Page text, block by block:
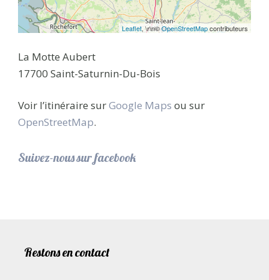
Leaflet, \r\n©OpenStreetMapcontributeurs
La Motte Aubert
17700 Saint-Saturnin-Du-Bois
Voir l’itinéraire surGoogle Maps ou sur
OpenStreetMap.
Suivez-nous sur facebook
Restons en contact